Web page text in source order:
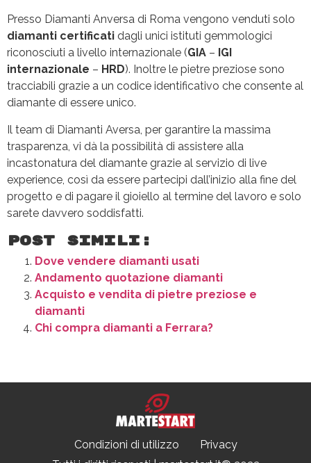
Presso Diamanti Anversa di Roma vengono venduti solo
diamanti certificati dagli unici istituti gemmologici
riconosciuti a livello internazionale (GIA – IGI
internazionale – HRD). Inoltre le pietre preziose sono
tracciabili grazie a un codice identificativo che consente al
diamante di essere unico.
Il team di Diamanti Aversa, per garantire la massima
trasparenza, vi dà la possibilità di assistere alla
incastonatura del diamante grazie al servizio di live
experience, così da essere partecipi dall’inizio alla fine del
progetto e di pagare il gioiello al termine del lavoro e solo
sarete davvero soddisfatti.
Post Simili:
Dove vendere diamanti usati
Andamento quotazione diamanti
Acquisto e vendita di pietre preziose e
diamanti
Chi compra diamanti a Ferrara?
Condizioni di utilizzo
Privacy